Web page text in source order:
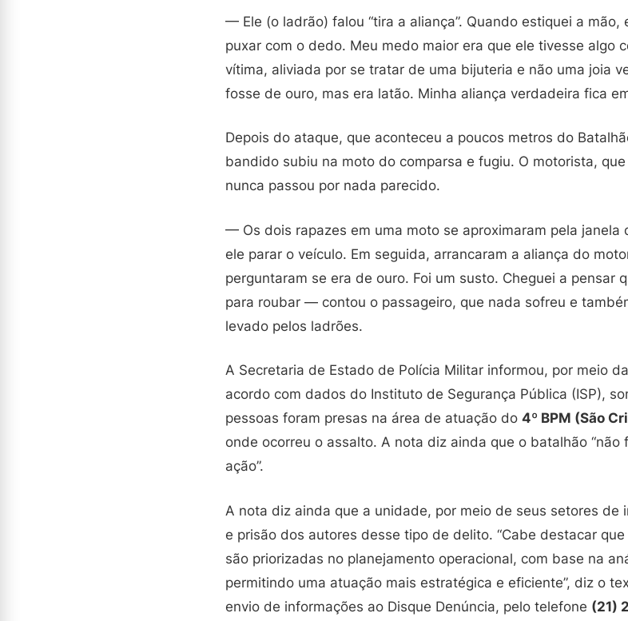
— Ele (o ladrão) falou “tira a aliança”. Quando estiquei a
puxar com o dedo. Meu medo maior era que ele tivesse
vítima, aliviada por se tratar de uma bijuteria e não uma joia
fosse de ouro, mas era latão. Minha aliança verdadeira fica
Depois do ataque, que aconteceu a poucos metros do
bandido subiu na moto do comparsa e fugiu. O motorista,
nunca passou por nada parecido.
— Os dois rapazes em uma moto se aproximaram pela janela
ele parar o veículo. Em seguida, arrancaram a aliança do
perguntaram se era de ouro. Foi um susto. Cheguei a pensar
para roubar — contou o passageiro, que nada sofreu e
levado pelos ladrões.
A Secretaria de Estado de Polícia Militar informou, por meio
acordo com dados do Instituto de Segurança Pública (ISP),
pessoas foram presas na área de atuação do 4º BPM (São
onde ocorreu o assalto. A nota diz ainda que o batalhão
ação”.
A nota diz ainda que a unidade, por meio de seus setores de
e prisão dos autores desse tipo de delito. “Cabe destacar
são priorizadas no planejamento operacional, com base na
permitindo uma atuação mais estratégica e eficiente”, diz o
envio de informações ao Disque Denúncia, pelo telefone (21)